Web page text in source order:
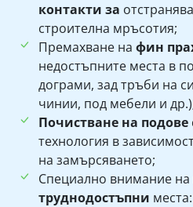
контакти за
строителна мръсотия;
Премахване на фин
недостъпните места в
дограми, зад тръби на
чинии, под мебели и
Почистване на подове
технология в
на замърсяването;
Специално внимание на
труднодостъпни